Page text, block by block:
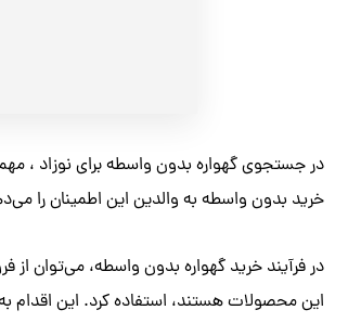
در جستجوی گهواره بدون واسطه برای نوزاد ،
خرید بدون واسطه به والدین این اطمینان را
در فرآیند خرید گهواره بدون واسطه، می‌توان از
این محصولات هستند، استفاده کرد. این اقدام